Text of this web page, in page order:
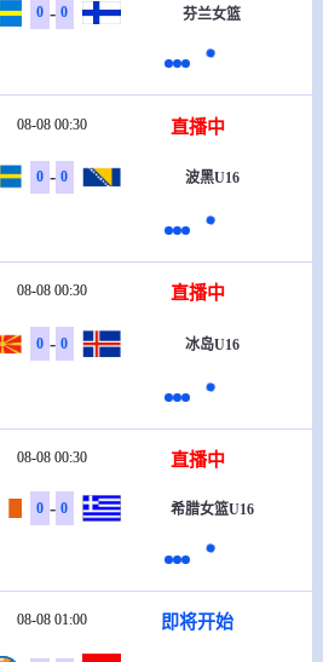
0 - 0 芬兰女篮
08-08 00:30 直播中
0 - 0 波黑U16
08-08 00:30 直播中
0 - 0 冰岛U16
08-08 00:30 直播中
0 - 0 希腊女篮U16
08-08 01:00 即将开始